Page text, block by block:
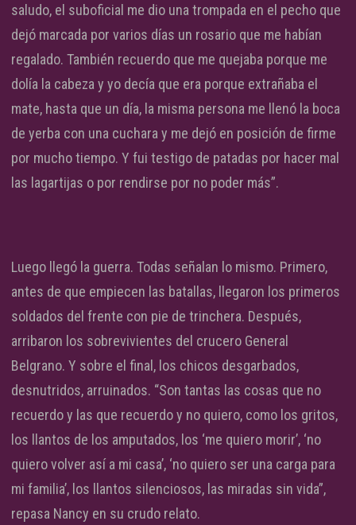
saludo, el suboficial me dio una trompada en el pecho que
dejó marcada por varios días un rosario que me habían
regalado. También recuerdo que me quejaba porque me
dolía la cabeza y yo decía que era porque extrañaba el
mate, hasta que un día, la misma persona me llenó la boca
de yerba con una cuchara y me dejó en posición de firme
por mucho tiempo. Y fui testigo de patadas por hacer mal
las lagartijas o por rendirse por no poder más”.
Luego llegó la guerra. Todas señalan lo mismo. Primero,
antes de que empiecen las batallas, llegaron los primeros
soldados del frente con pie de trinchera. Después,
arribaron los sobrevivientes del crucero General
Belgrano. Y sobre el final, los chicos desgarbados,
desnutridos, arruinados. “Son tantas las cosas que no
recuerdo y las que recuerdo y no quiero, como los gritos,
los llantos de los amputados, los ‘me quiero morir’, ‘no
quiero volver así a mi casa’, ‘no quiero ser una carga para
mi familia’, los llantos silenciosos, las miradas sin vida”,
repasa Nancy en su crudo relato.